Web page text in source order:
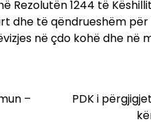
Rezolutën 1244 të
dhe të qëndrueshëm
në çdo kohë dhe në
–
PDK i